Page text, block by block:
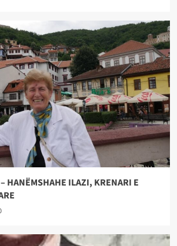
HANËMSHAHE ILAZI, KRENARI E